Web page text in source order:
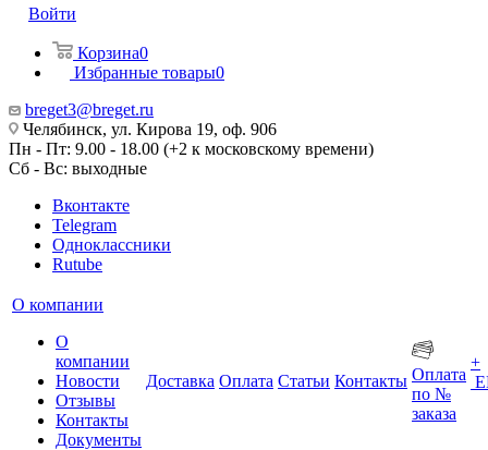
Войти
Корзина0
Избранные товары0
breget3@breget.ru
Челябинск, ул. Кирова 19, оф. 906
Пн - Пт: 9.00 - 18.00 (+2 к московскому времени)
Сб - Вс: выходные
Вконтакте
Telegram
Одноклассники
Rutube
О компании
О
компании
Новости
Отзывы
Контакты
Документы
Доставка Оплата Статьи Контакты Оплата
по №
заказа
+